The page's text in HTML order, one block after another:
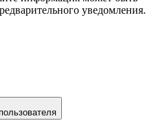
уведомления.